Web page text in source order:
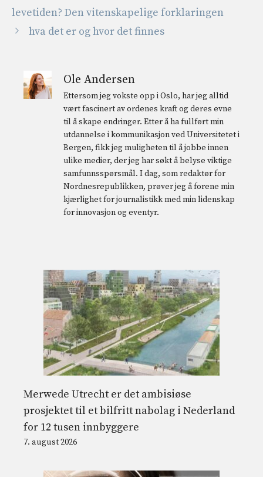
levetiden? Den vitenskapelige forklaringen
hva det er og hvor det finnes
Ole Andersen
Ettersom jeg vokste opp i Oslo, har jeg alltid
vært fascinert av ordenes kraft og deres evne
til å skape endringer. Etter å ha fullført min
utdannelse i kommunikasjon ved Universitetet i
Bergen, fikk jeg muligheten til å jobbe innen
ulike medier, der jeg har søkt å belyse viktige
samfunnsspørsmål. I dag, som redaktør for
Nordnesrepublikken, prøver jeg å forene min
kjærlighet for journalistikk med min lidenskap
for innovasjon og eventyr.
Merwede Utrecht er det ambisiøse
prosjektet til et bilfritt nabolag i Nederland
for 12 tusen innbyggere
7. august 2026